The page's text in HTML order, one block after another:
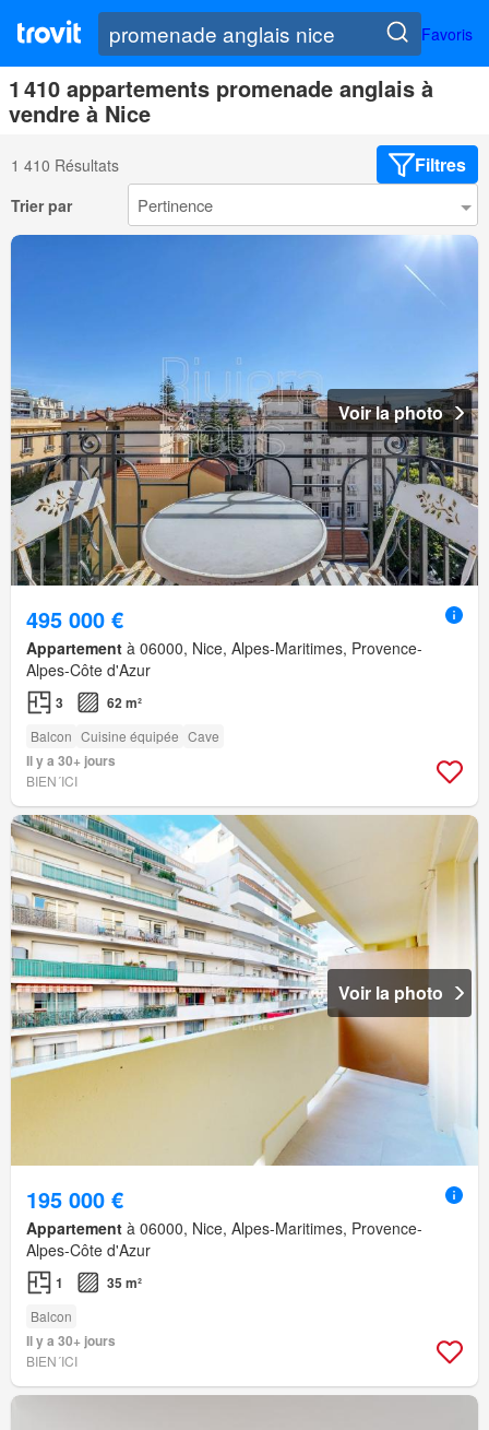
Favoris
1 410 appartements promenade anglais à
vendre à Nice
1 410 Résultats Filtres
Trier par
Voir la photo
495 000 €
Appartement à 06000, Nice, Alpes-Maritimes, Provence-
Alpes-Côte d'Azur
3 62 m²
Balcon Cuisine équipée Cave
Il y a 30+ jours
BIEN´ICI
Voir la photo
195 000 €
Appartement à 06000, Nice, Alpes-Maritimes, Provence-
Alpes-Côte d'Azur
1 35 m²
Balcon
Il y a 30+ jours
BIEN´ICI